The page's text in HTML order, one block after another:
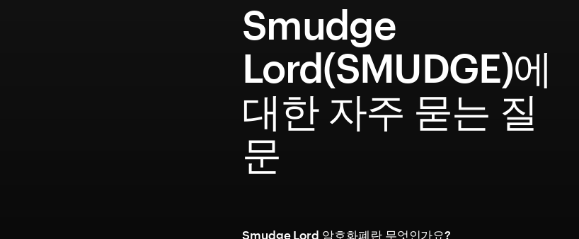
Smudge
Lord(SMUDGE)에
대한 자주 묻는 질
문
Smudge Lord 암호화폐란 무엇인가요?